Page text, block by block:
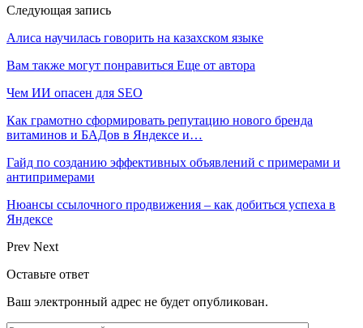
Следующая запись
Алиса научилась говорить на казахском языке
Вам также могут понравиться Еще от автора
Чем ИИ опасен для SEO
Как грамотно сформировать репутацию нового бренда
витаминов и БАДов в Яндексе и…
Гайд по созданию эффективных объявлений с примерами и
антипримерами
Нюансы ссылочного продвижения – как добиться успеха в
Яндексе
Prev Next
Оставьте ответ
Ваш электронный адрес не будет опубликован.